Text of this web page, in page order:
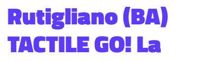
Rutigliano (BA)
TACTILE GO! La